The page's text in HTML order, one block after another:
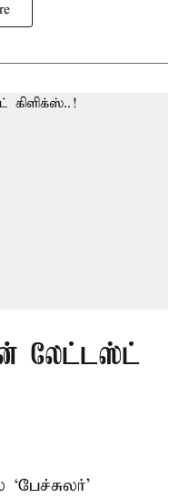
லேட்டஸ்ட்